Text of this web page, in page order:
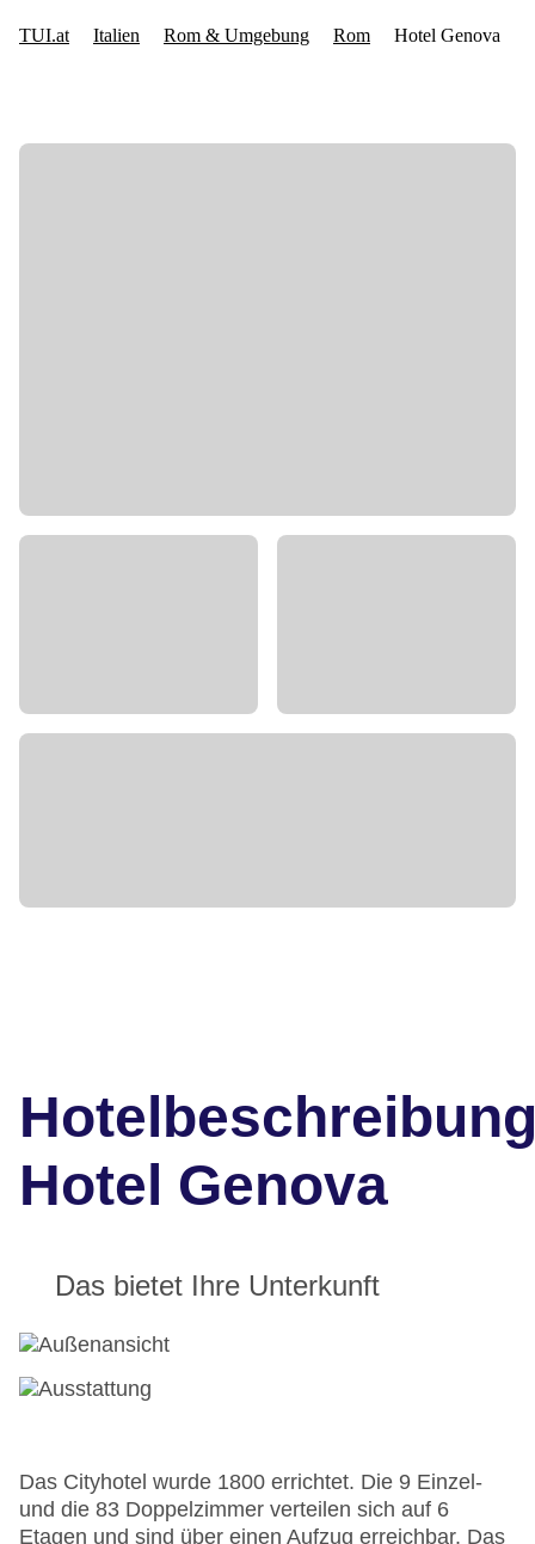
Hotel Genova
Das bietet Ihre Unterkunft
Das Cityhotel wurde 1800 errichtet. Die 9 Einzel-
und die 83 Doppelzimmer verteilen sich auf 6
Etagen und sind über einen Aufzug erreichbar. Das